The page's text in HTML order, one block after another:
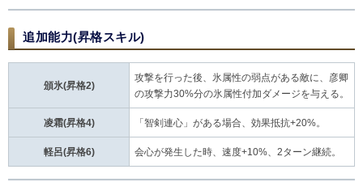
追加能力(昇格スキル)
頒氷(昇格2)
攻撃を行った後、氷属性の弱点がある敵に、彦卿
の攻撃力30%分の氷属性付加ダメージを与える。
凌霜(昇格4) 「智剣連心」がある場合、効果抵抗+20%。
軽呂(昇格6) 会心が発生した時、速度+10%、2ターン継続。